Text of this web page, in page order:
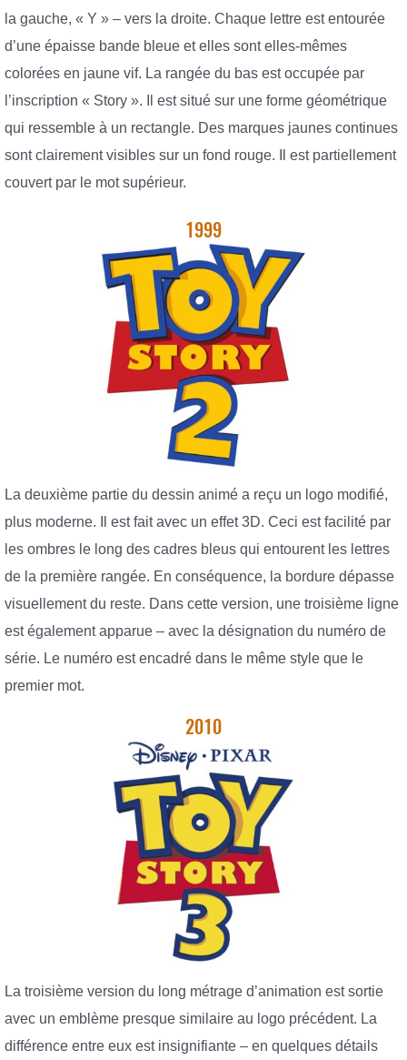
la gauche, « Y » – vers la droite. Chaque lettre est entourée
d’une épaisse bande bleue et elles sont elles-mêmes
colorées en jaune vif. La rangée du bas est occupée par
l’inscription « Story ». Il est situé sur une forme géométrique
qui ressemble à un rectangle. Des marques jaunes continues
sont clairement visibles sur un fond rouge. Il est partiellement
couvert par le mot supérieur.
1999
La deuxième partie du dessin animé a reçu un logo modifié,
plus moderne. Il est fait avec un effet 3D. Ceci est facilité par
les ombres le long des cadres bleus qui entourent les lettres
de la première rangée. En conséquence, la bordure dépasse
visuellement du reste. Dans cette version, une troisième ligne
est également apparue – avec la désignation du numéro de
série. Le numéro est encadré dans le même style que le
premier mot.
2010
La troisième version du long métrage d’animation est sortie
avec un emblème presque similaire au logo précédent. La
différence entre eux est insignifiante – en quelques détails